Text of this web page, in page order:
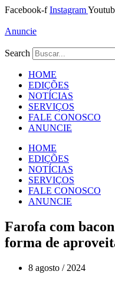
Ir
o
Facebook-f Instagram
Anuncie
Search
HOME
EDIÇÕES
NOTÍCIAS
SERVIÇOS
FALE CONOSCO
ANUNCIE
HOME
EDIÇÕES
NOTÍCIAS
SERVIÇOS
FALE CONOSCO
ANUNCIE
Farofa com
forma de
8 agosto / 2024